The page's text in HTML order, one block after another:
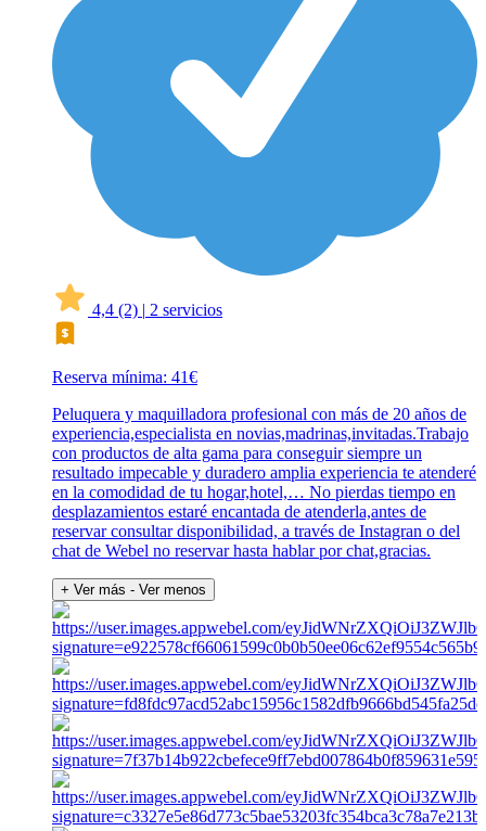
4,4 (2) | 2 servicios
Reserva mínima: 41€
Peluquera y maquilladora profesional con más de 20 años de
experiencia,especialista en novias,madrinas,invitadas.Trabajo
con productos de alta gama para conseguir siempre un
resultado impecable y duradero amplia experiencia te atenderé
en la comodidad de tu hogar,hotel,… No pierdas tiempo en
desplazamientos estaré encantada de atenderla,antes de
reservar consultar disponibilidad, a través de Instagran o del
chat de Webel no reservar hasta hablar por chat,gracias.
+ Ver más - Ver menos